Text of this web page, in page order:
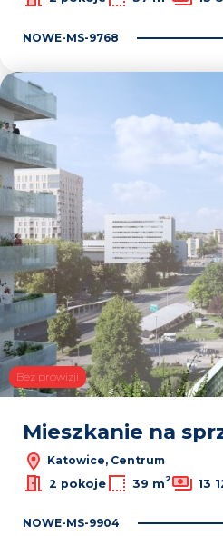
NOWE-MS-9768
Bez prowizji
Mieszkanie na
Katowice, Centrum
2 pokoje
39 m2 13
NOWE-MS-9904